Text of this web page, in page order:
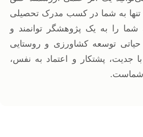
تنها به شما در کسب مدرک تحصیلی
را به یک پژوهشگر توانمند و
حیاتی توسعه کشاورزی و روستایی
جدیت، پشتکار و اعتماد به نفس،
شماست.